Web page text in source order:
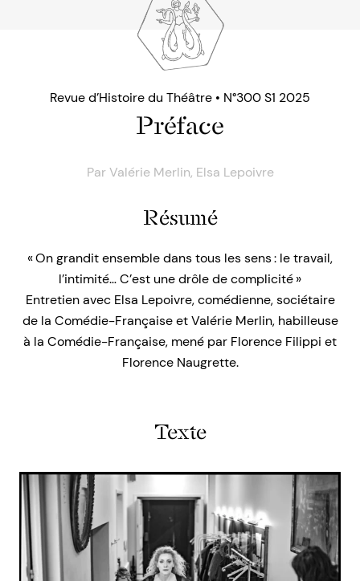
Revue d’Histoire du Théâtre • N°300 S1 2025
Préface
ParValérie Merlin, Elsa Lepoivre
Résumé
« On grandit ensemble dans tous les sens : le travail,
l’intimité… C’est une drôle de complicité »
Entretien avec Elsa Lepoivre, comédienne, sociétaire
de la Comédie-Française et Valérie Merlin, habilleuse
à la Comédie-Française, mené par Florence Filippi et
Florence Naugrette.
Texte